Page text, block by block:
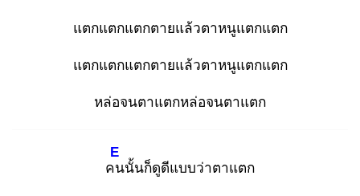
แตกแตกแตกตายแล้วตาหนูแตกแตก
แตกแตกแตกตายแล้วตาหนูแตกแตก
หล่อจนตาแตกหล่อจนตาแตก
คน
E
นั้นก็ดูดีแบบว่าตาแตก